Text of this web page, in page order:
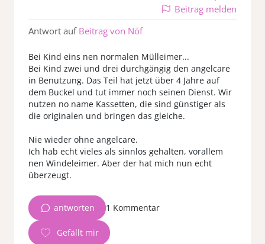
Beitrag melden
Antwort auf Beitrag von Nöf
Bei Kind eins nen normalen Mülleimer...
Bei Kind zwei und drei durchgängig den angelcare
in Benutzung. Das Teil hat jetzt über 4 Jahre auf
dem Buckel und tut immer noch seinen Dienst. Wir
nutzen no name Kassetten, die sind günstiger als
die originalen und bringen das gleiche.
Nie wieder ohne angelcare.
Ich hab echt vieles als sinnlos gehalten, vorallem
nen Windeleimer. Aber der hat mich nun echt
überzeugt.
antworten 1 Kommentar